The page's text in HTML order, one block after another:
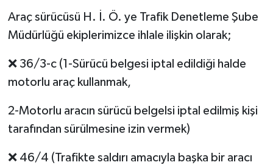
Araç sürücüsü H. İ. Ö. ye Trafik Denetleme Şube
Müdürlüğü ekiplerimizce ihlale ilişkin olarak;
❌ 36/3-c (1-Sürücü belgesi iptal edildiği halde
motorlu araç kullanmak,
2-Motorlu aracın sürücü belgelsi iptal edilmiş kişi
tarafından sürülmesine izin vermek)
❌ 46/4 (Trafikte saldırı amacıyla başka bir aracı